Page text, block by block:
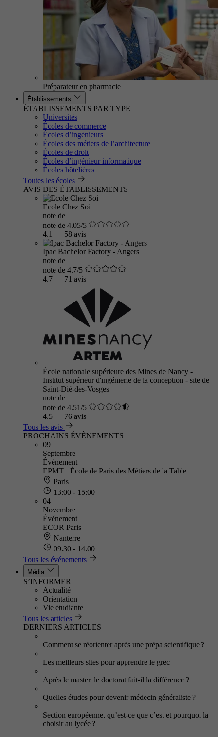
Préparateur en pharmacie
Établissements
ÉTABLISSEMENTS PAR TYPE
Universités
Écoles de commerce
Écoles d’ingénieurs
Écoles des métiers de l’architecture
Écoles de droit
Écoles d’ingénieur informatique
Écoles hôtelières
Toutes les écoles
AVIS DES ÉTABLISSEMENTS
Ecole Chez Soi
note de
note de 4.05/5
4.1 — 58 avis
Ipac Bachelor Factory - Angers
note de
note de 4.7/5
4.7 — 71 avis
École nationale supérieure des Mines de Nancy -
Institut supérieur d'ingénierie de la conception - site de
Saint-Dié-des-Vosges
note de
note de 4.51/5
4.5 — 76 avis
Tous les avis
PROCHAINS ÉVÈNEMENTS
09
Septembre
Événement
EPMT - École de Paris des Métiers de la Table
Paris
13:00 - 15:00
04
Novembre
Événement
ECOR Paris
Nanterre
09:30 - 14:00
Tous les événements
Média
S’INFORMER
Actualité
Orientation
Vie étudiante
Tous les articles
DERNIERS ARTICLES
Comment se réorienter après une prépa scientifique ?
Les meilleurs sites pour apprendre le grec
Après le master, le doctorat fait-il la différence ?
Quelles études pour devenir médecin généraliste ?
Section européenne, qu’est-ce que c’est et pourquoi la
choisir au lycée ?